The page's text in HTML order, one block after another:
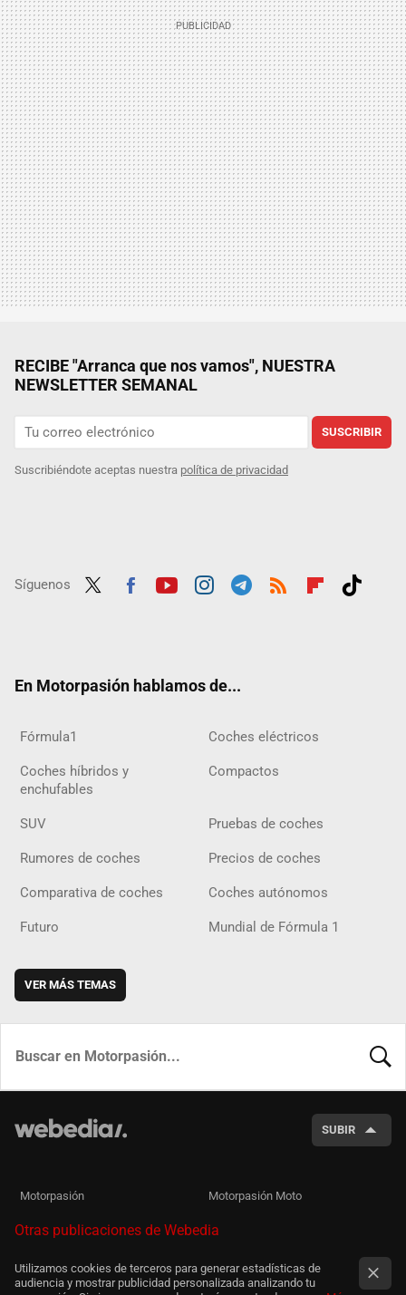
RECIBE "Arranca que nos vamos", NUESTRA
NEWSLETTER SEMANAL
SUSCRIBIR
Suscribiéndote aceptas nuestra política de privacidad
Síguenos
En Motorpasión hablamos de...
Fórmula1 Coches eléctricos
Coches híbridos y
enchufables
Compactos
SUV Pruebas de coches
Rumores de coches Precios de coches
Comparativa de coches Coches autónomos
Futuro Mundial de Fórmula 1
VER MÁS TEMAS
SUBIR
Motorpasión Motorpasión Moto
Otras publicaciones de Webedia
Utilizamos cookies de terceros para generar estadísticas de
audiencia y mostrar publicidad personalizada analizando tu